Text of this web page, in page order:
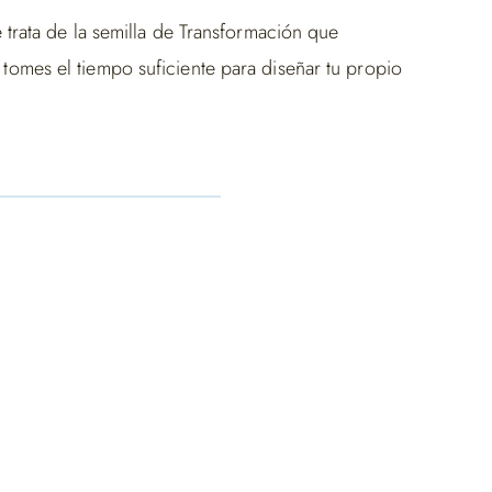
de la semilla de Transformación que
el tiempo suficiente para diseñar tu propio